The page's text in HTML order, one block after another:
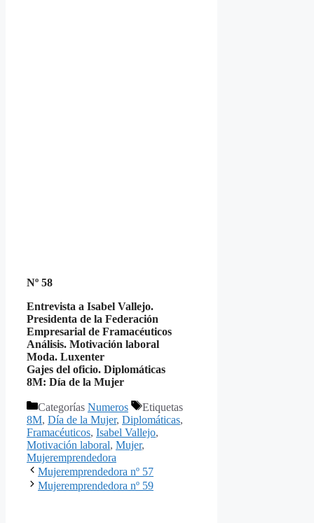
Nº 58
Entrevista a Isabel Vallejo.
Presidenta de la Federación
Empresarial de Framacéuticos
Análisis. Motivación laboral
Moda. Luxenter
Gajes del oficio. Diplomáticas
8M: Día de la Mujer
Categorías Numeros
Etiquetas
8M, Día de la Mujer, Diplomáticas,
Framacéuticos, Isabel Vallejo,
Motivación laboral, Mujer,
Mujeremprendedora
Mujeremprendedora nº 57
Mujeremprendedora nº 59